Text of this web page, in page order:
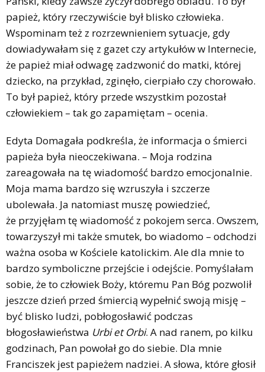
papież, który rzeczywiście był blisko człowieka.
Wspominam też z rozrzewnieniem sytuacje, gdy
dowiadywałam się z gazet czy artykułów w Internecie,
że papież miał odwagę zadzwonić do matki, której
dziecko, na przykład, zginęło, cierpiało czy chorowało.
To był papież, który przede wszystkim pozostał
człowiekiem – tak go zapamiętam – ocenia.
Edyta Domagała podkreśla, że informacja o śmierci
papieża była nieoczekiwana. – Moja rodzina
zareagowała na tę wiadomość bardzo emocjonalnie.
Moja mama bardzo się wzruszyła i szczerze
ubolewała. Ja natomiast muszę powiedzieć,
że przyjęłam tę wiadomość z pokojem serca. Owszem,
towarzyszył mi także smutek, bo wiadomo – odchodzi
ważna osoba w Kościele katolickim. Ale dla mnie to
bardzo symboliczne przejście i odejście. Pomyślałam
sobie, że to człowiek Boży, któremu Pan Bóg pozwolił
jeszcze dzień przed śmiercią wypełnić swoją misję –
być blisko ludzi, pobłogosławić podczas
błogosławieństwa Urbi et Orbi. A nad ranem, po kilku
godzinach, Pan powołał go do siebie. Dla mnie
Franciszek jest papieżem nadziei. A słowa, które głosił